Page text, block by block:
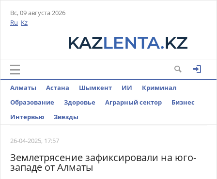
Вс, 09 августа 2026
Ru Kz
Алматы Астана Шымкент ИИ
Криминал
Образование
Здоровье Аграрный сектор
Бизнес
Интервью
Звезды
26-04-2025, 17:57
Землетрясение зафиксировали на юго-
западе от Алматы